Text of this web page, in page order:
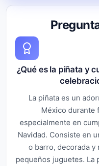
¿Qué es la piñata y
La piñata es un
México durante
especialmente en
Navidad. Consiste en
o barro, decorada
pequeños juguetes. La